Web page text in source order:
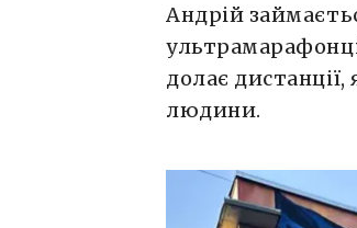
Андрій
долає
людини.